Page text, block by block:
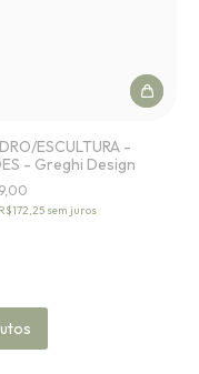
ESCULTURA -
- Greghi Design
R$172,25 sem juros